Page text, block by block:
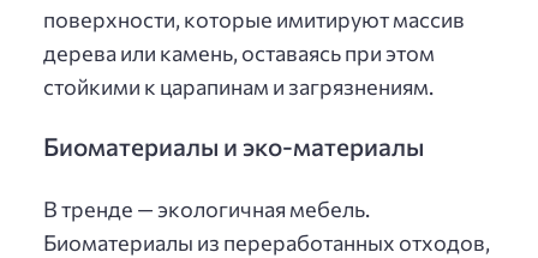
поверхности, которые имитируют массив
дерева или камень, оставаясь при этом
стойкими к царапинам и загрязнениям.
Биоматериалы и эко-материалы
В тренде — экологичная мебель.
Биоматериалы из переработанных отходов,